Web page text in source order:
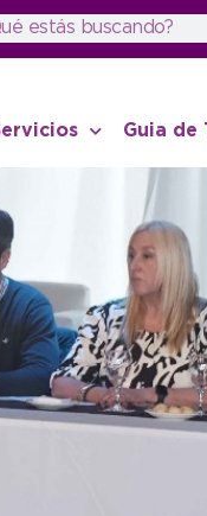
Guia de